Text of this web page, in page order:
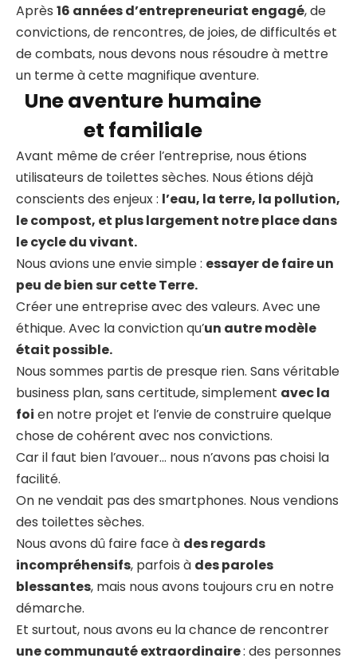
Après 16 années d’entrepreneuriat engagé, de
convictions, de rencontres, de joies, de difficultés et
de combats, nous devons nous résoudre à mettre
un terme à cette magnifique aventure.
Une aventure humaine
et familiale
Avant même de créer l’entreprise, nous étions
utilisateurs de toilettes sèches. Nous étions déjà
conscients des enjeux : l’eau, la terre, la pollution,
le compost, et plus largement notre place dans
le cycle du vivant.
Nous avions une envie simple : essayer de faire un
peu de bien sur cette Terre.
Créer une entreprise avec des valeurs. Avec une
éthique. Avec la conviction qu’un autre modèle
était possible.
Nous sommes partis de presque rien. Sans véritable
business plan, sans certitude, simplement avec la
foi en notre projet et l’envie de construire quelque
chose de cohérent avec nos convictions.
Car il faut bien l’avouer… nous n’avons pas choisi la
facilité.
On ne vendait pas des smartphones. Nous vendions
des toilettes sèches.
Nous avons dû faire face à des regards
incompréhensifs, parfois à des paroles
blessantes, mais nous avons toujours cru en notre
démarche.
Et surtout, nous avons eu la chance de rencontrer
une communauté extraordinaire: des personnes